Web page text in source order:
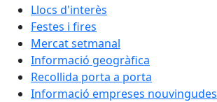
Llocs d'interès
Festes i fires
Mercat setmanal
Informació geogràfica
Recollida porta a porta
Informació empreses nouvingudes